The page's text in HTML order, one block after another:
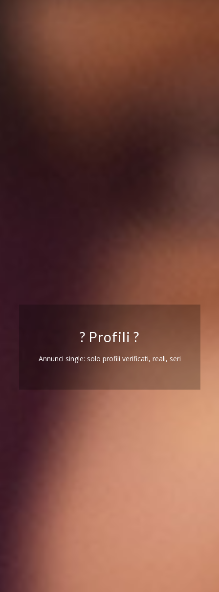
? Profili ?
Annunci single: solo profili verificati, reali, seri